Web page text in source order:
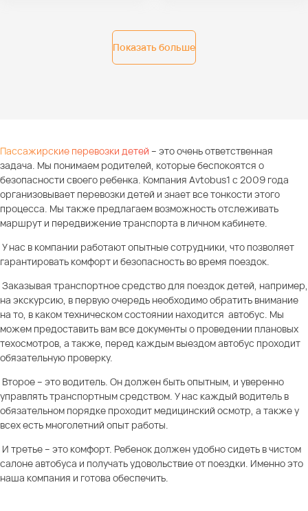
Показать больше
Пассажирские перевозки детей – это очень ответственная
задача. Мы понимаем родителей, которые беспокоятся о
безопасности своего ребенка. Компания Avtobus1 с 2009 года
организовывает перевозки детей и знает все тонкости этого
процесса. Мы также предлагаем возможность отслеживать
маршрут и передвижение транспорта в личном кабинете.
У нас в компании работают опытные сотрудники, что позволяет
гарантировать комфорт и безопасность во время поездок.
Заказывая транспортное средство для поездок детей, например,
на экскурсию, в первую очередь необходимо обратить внимание
на то, в каком техническом состоянии находится автобус. Мы
можем предоставить вам все документы о проведении плановых
техосмотров, а также, перед каждым выездом автобус проходит
обязательную проверку.
Второе – это водитель. Он должен быть опытным, и уверенно
управлять транспортным средством. У нас каждый водитель в
обязательном порядке проходит медицинский осмотр, а также у
всех есть многолетний опыт работы.
И третье – это комфорт. Ребенок должен удобно сидеть в чистом
салоне автобуса и получать удовольствие от поездки. Именно это
наша компания и готова обеспечить.